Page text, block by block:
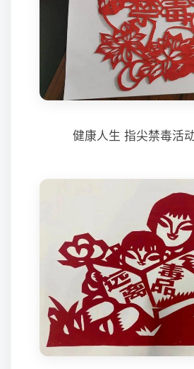
健康人生 指尖禁毒活